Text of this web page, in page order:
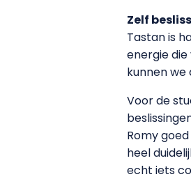
Zelf
Tastan is
energie die
kunnen
Voor de
Romy
heel
echt iets